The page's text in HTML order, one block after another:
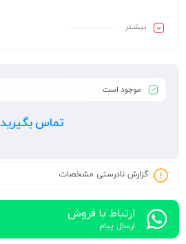
بیشـتر
موجود است
تماس بگیرید
گزارش نادرستی مشخصات
ارتباط با فروش
ارسال پیام